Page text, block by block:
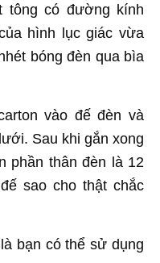
tông có đường kính
hình lục giác vừa
bóng đèn qua bìa
vào đế đèn và
Sau khi gắn xong
phần thân đèn là 12
sao cho thật chắc
bạn có thể sử dụng